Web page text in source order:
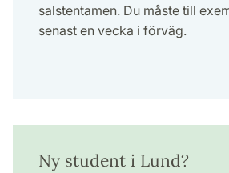
salstentamen. Du måste till
senast en vecka i förväg.
Ny student i Lund?